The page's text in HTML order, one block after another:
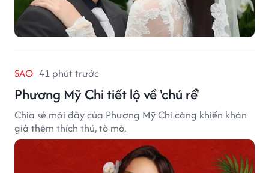
SAO 41 phút trước
Phương Mỹ Chi tiết lộ về 'chú rể'
Chia sẻ mới đây của Phương Mỹ Chi càng khiến khán
giả thêm thích thú, tò mò.